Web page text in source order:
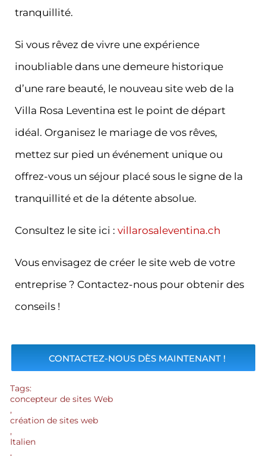
tranquillité.
Si vous rêvez de vivre une expérience
inoubliable dans une demeure historique
d’une rare beauté, le nouveau site web de la
Villa Rosa Leventina est le point de départ
idéal. Organisez le mariage de vos rêves,
mettez sur pied un événement unique ou
offrez-vous un séjour placé sous le signe de la
tranquillité et de la détente absolue.
Consultez le site ici : villarosaleventina.ch
Vous envisagez de créer le site web de votre
entreprise ? Contactez-nous pour obtenir des
conseils !
CONTACTEZ-NOUS DÈS MAINTENANT !
Tags:
concepteur de sites Web
,
création de sites web
,
Italien
,